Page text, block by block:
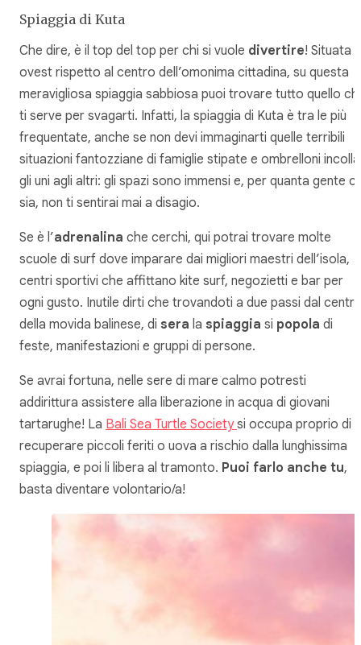
Spiaggia di Kuta
Che dire, è il top del top per chi si vuole divertire! Situata a
ovest rispetto al centro dell’omonima cittadina, su questa
meravigliosa spiaggia sabbiosa puoi trovare tutto quello
ti serve per svagarti. Infatti, la spiaggia di Kuta è tra le più
frequentate, anche se non devi immaginarti quelle terribili
situazioni fantozziane di famiglie stipate e ombrelloni
gli uni agli altri: gli spazi sono immensi e, per quanta gente ci
sia, non ti sentirai mai a disagio.
Se è l’adrenalina che cerchi, qui potrai trovare molte
scuole di surf dove imparare dai migliori maestri dell’isola,
centri sportivi che affittano kite surf, negozietti e bar per
ogni gusto. Inutile dirti che trovandoti a due passi dal
della movida balinese, di sera la spiaggia si popola di
feste, manifestazioni e gruppi di persone.
Se avrai fortuna, nelle sere di mare calmo potresti
addirittura assistere alla liberazione in acqua di giovani
tartarughe! La Bali Sea Turtle Societysi occupa proprio di
recuperare piccoli feriti o uova a rischio dalla lunghissima
spiaggia, e poi li libera al tramonto. Puoi farlo anche tu,
basta diventare volontario/a!